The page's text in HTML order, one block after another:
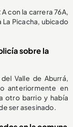
con la carrera 76A,
Picacha, ubicado
sobre la
Valle de Aburrá,
anteriormente en
otro barrio y había
ser asesinado.